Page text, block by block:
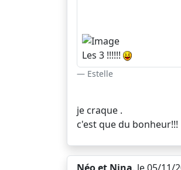
Les 3 !!!!!!
Estelle
je craque .
c'est que du bonheur!!!